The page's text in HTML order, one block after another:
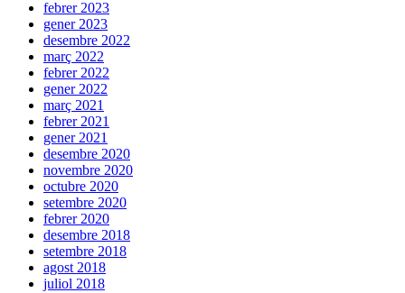
febrer 2023
gener 2023
desembre 2022
març 2022
febrer 2022
gener 2022
març 2021
febrer 2021
gener 2021
desembre 2020
novembre 2020
octubre 2020
setembre 2020
febrer 2020
desembre 2018
setembre 2018
agost 2018
juliol 2018